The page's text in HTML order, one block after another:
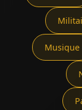
Musique